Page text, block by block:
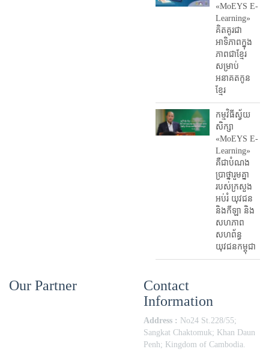
«MoEYS E-
Learning»
គិតគូរជា
អាទិភាពក្នុង
ភាពជាខ្មែរ
សម្រាប់
អនាគតកូន
ខ្មែរ
កម្មវិធីស្វ័យ
សិក្សា
«MoEYS E-
Learning»
គឺជាបំណង
ប្រាថ្នារួមគ្នា
របស់ក្រសួង
អប់រំ​ យុវជន
និងកីឡា និង
សហភាព
សហព័ន្ធ
យុវជនកម្ពុជា
Our Partner
Contact
Information
Address : No24 St.228/55;
Sangkat Chaktomuk; Khan Daun
Penh; Kingdom of Cambodia.